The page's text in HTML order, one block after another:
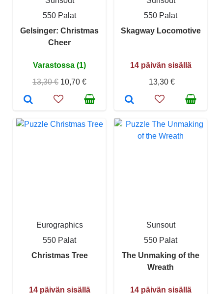
550 Palat
Gelsinger: Christmas
Cheer
Varastossa (1)
13,30 € 10,70 €
550 Palat
Skagway Locomotive
14 päivän sisällä
13,30 €
Eurographics
550 Palat
Christmas Tree
14 päivän sisällä
Sunsout
550 Palat
The Unmaking of the
Wreath
14 päivän sisällä